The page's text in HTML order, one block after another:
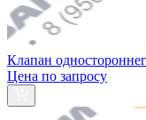
Клапан
Цена по запросу